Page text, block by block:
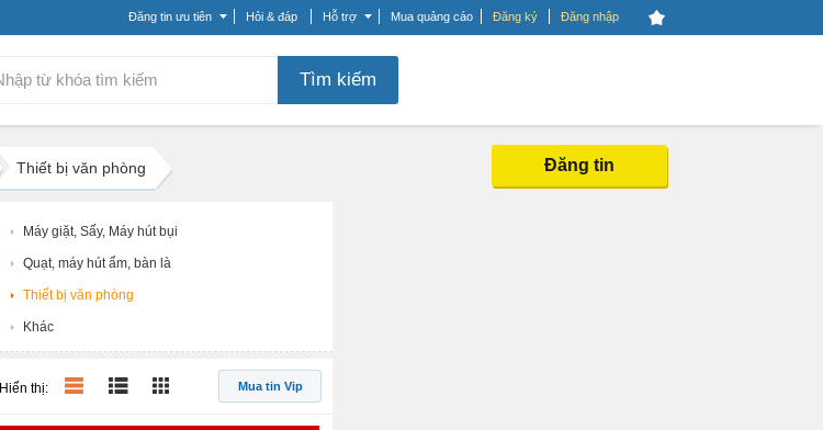
Đăng tin ưu tiên Hỏi & đáp Hỗ trợ Mua quảng cáo Đăng ký Đăng nhập
Tìm kiếm
Thiết bị văn phòng Đăng tin
Máy giặt, Sấy, Máy hút bụi
Quạt, máy hút ẩm, bàn là
Thiết bị văn phòng
Khác
Mua tin Vip
Hiển thị: